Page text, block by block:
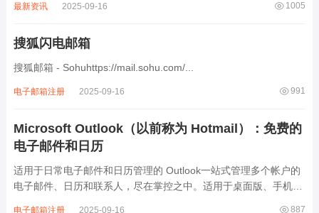
受影响，可正常使用邮箱服务如有疑问请移步 服务中心
1005
最新资讯 2025-09-16
搜狐闪电邮箱
搜狐邮箱 - Sohuhttps://mail.sohu.com/...
991
电子邮箱注册 2025-09-16
Microsoft Outlook（以前称为 Hotmail）：免费的
电子邮件和日历
适用于日常电子邮件和日历管理的 Outlook一站式管理多个帐户的
电子邮件、日历和联系人，尽在掌控之中。适用于桌面版、手机版
887
电子邮箱注册 2025-09-16